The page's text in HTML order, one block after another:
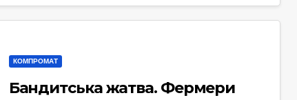
КОМПРОМАТ
Бандитська жатва. Фермери